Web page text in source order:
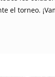
el torneo.